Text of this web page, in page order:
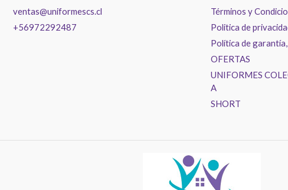
ventas@uniformescs.cl
+56972292487
Términos y
Politica de
Política de
OFERTAS
UNIFORMES
A
SHORT